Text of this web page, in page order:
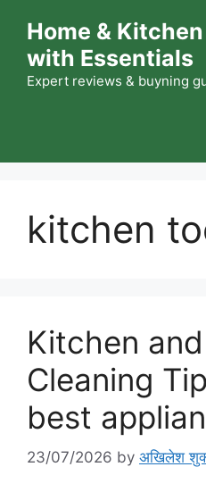
content
Home &
with Essentials
Expert reviews & buyning
kitchen
Kitchen
Cleaning
best
23/07/2026 by अखिलेश